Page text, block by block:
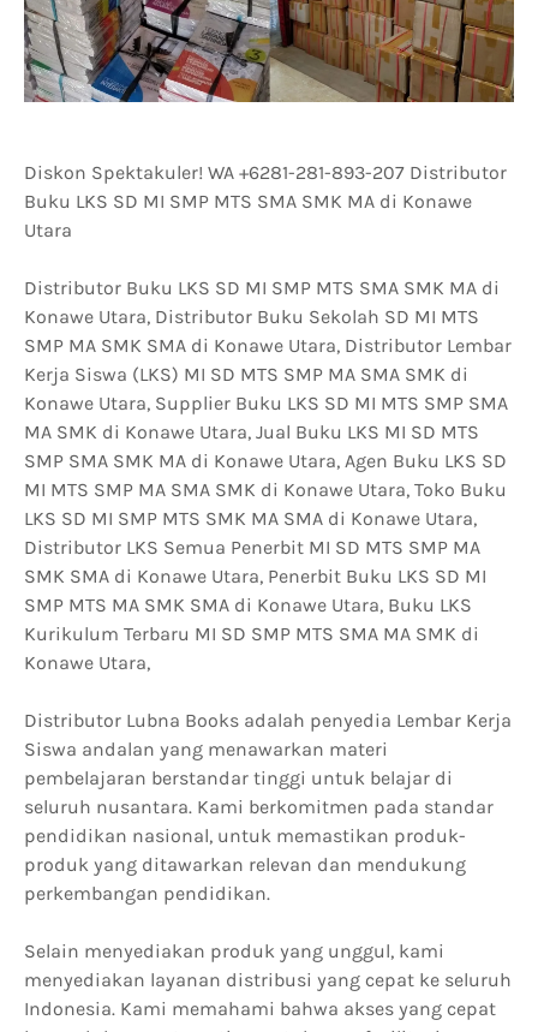
Diskon Spektakuler! WA +6281-281-893-207 Distributor
Buku LKS SD MI SMP MTS SMA SMK MA di Konawe
Utara
Distributor Buku LKS SD MI SMP MTS SMA SMK MA di
Konawe Utara, Distributor Buku Sekolah SD MI MTS
SMP MA SMK SMA di Konawe Utara, Distributor Lembar
Kerja Siswa (LKS) MI SD MTS SMP MA SMA SMK di
Konawe Utara, Supplier Buku LKS SD MI MTS SMP SMA
MA SMK di Konawe Utara, Jual Buku LKS MI SD MTS
SMP SMA SMK MA di Konawe Utara, Agen Buku LKS SD
MI MTS SMP MA SMA SMK di Konawe Utara, Toko Buku
LKS SD MI SMP MTS SMK MA SMA di Konawe Utara,
Distributor LKS Semua Penerbit MI SD MTS SMP MA
SMK SMA di Konawe Utara, Penerbit Buku LKS SD MI
SMP MTS MA SMK SMA di Konawe Utara, Buku LKS
Kurikulum Terbaru MI SD SMP MTS SMA MA SMK di
Konawe Utara,
Distributor Lubna Books adalah penyedia Lembar Kerja
Siswa andalan yang menawarkan materi
pembelajaran berstandar tinggi untuk belajar di
seluruh nusantara. Kami berkomitmen pada standar
pendidikan nasional, untuk memastikan produk-
produk yang ditawarkan relevan dan mendukung
perkembangan pendidikan.
Selain menyediakan produk yang unggul, kami
menyediakan layanan distribusi yang cepat ke seluruh
Indonesia. Kami memahami bahwa akses yang cepat